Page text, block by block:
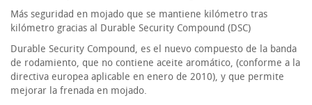
Más seguridad en mojado que se mantiene kilómetro tras
kilómetro gracias al Durable Security Compound (DSC)
Durable Security Compound, es el nuevo compuesto de la banda
de rodamiento, que no contiene aceite aromático, (conforme a la
directiva europea aplicable en enero de 2010), y que permite
mejorar la frenada en mojado.